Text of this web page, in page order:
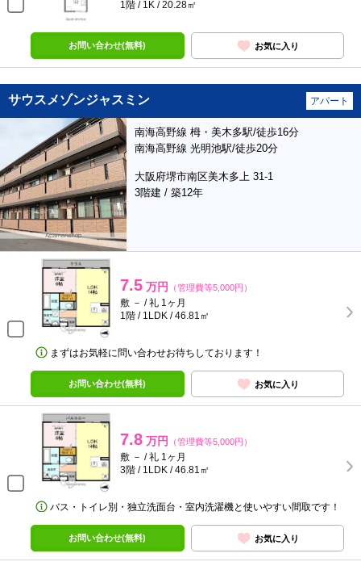
1階 / 1K / 20.28㎡
お問い合わせ(無料) お気に入り
サウスメゾンジャスミン アパート
南海高野線 栂・美木多駅/徒歩16分
南海高野線 光明池駅/徒歩20分
大阪府堺市南区美木多上 31-1
3階建 / 築12年
7.5 万円 （管理費等5,000円）
敷 － / 礼 1ヶ月
1階 / 1LDK / 46.81㎡
まずはお気軽に問い合わせお待ちしております！
お問い合わせ(無料) お気に入り
7.8 万円 （管理費等5,000円）
敷 － / 礼 1ヶ月
3階 / 1LDK / 46.81㎡
バス・トイレ別・独立洗面台・室内洗濯機と使いやすい間取です！
お問い合わせ(無料) お気に入り